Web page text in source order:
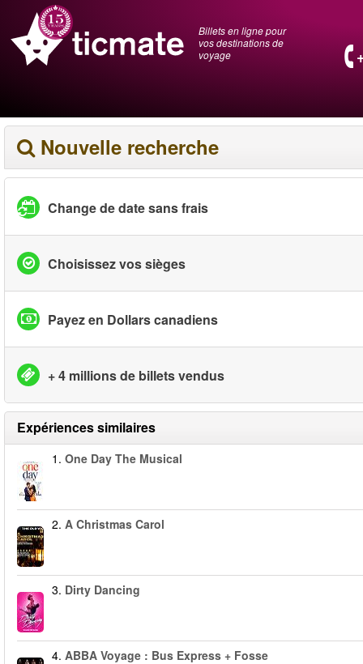
Billets en ligne pour
vos destinations de
voyage
Nouvelle recherche
Change de date sans frais
Choisissez vos sièges
Payez en Dollars canadiens
+ 4 millions de billets vendus
Expériences similaires
1. One Day The Musical
2. A Christmas Carol
3. Dirty Dancing
4. ABBA Voyage : Bus Express + Fosse